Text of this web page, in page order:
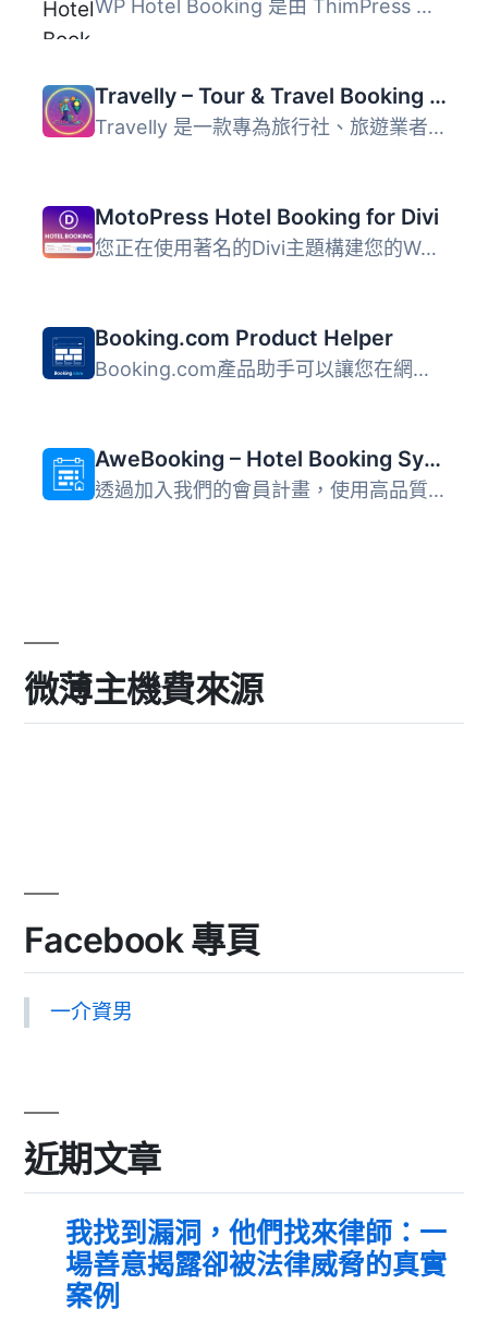
WP Hotel Booking 是由 ThimPress 開發的 WordPress 酒店訂房...
Travelly – Tour & Travel Booking Manager for WooCommerce
Travelly 是一款專為旅行社、旅遊業者及飯店業主設計的 WordP...
MotoPress Hotel Booking for Divi
您正在使用著名的Divi主題構建您的WordPress酒店預訂網站嗎？...
Booking.com Product Helper
Booking.com產品助手可以讓您在網站上嵌入任何Booking.com的...
AweBooking – Hotel Booking System
透過加入我們的會員計畫，使用高品質的主題和高級外掛擴展 A...
微薄主機費來源
Facebook 專頁
一介資男
近期文章
我找到漏洞，他們找來律師：一
場善意揭露卻被法律威脅的真實
案例